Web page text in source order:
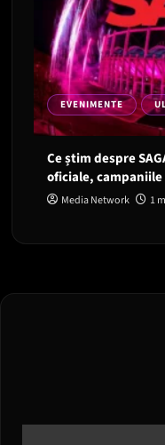
EVENIMENTE
Ce știm despre
oficiale,
Media Network 1